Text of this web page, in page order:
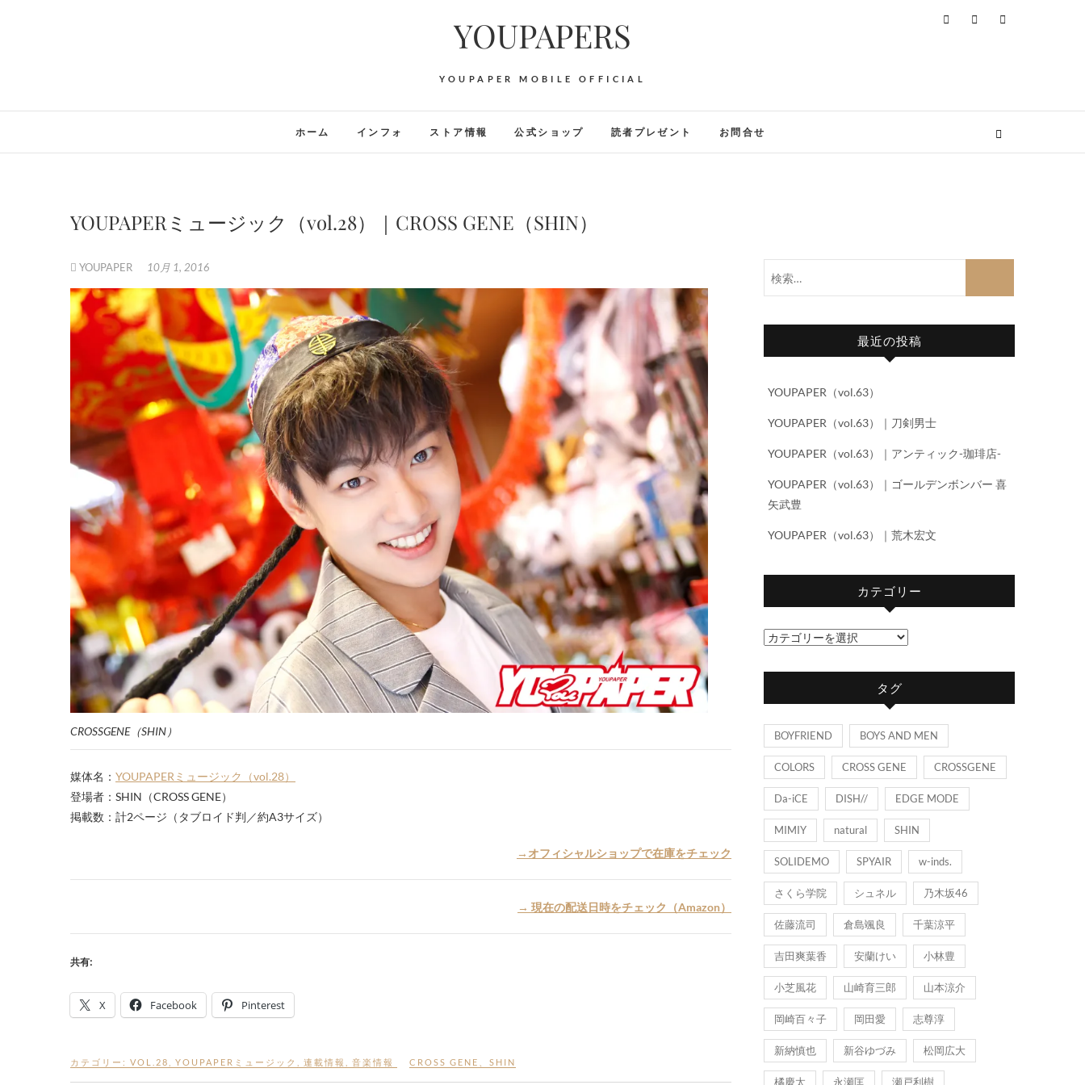
YOUPAPERS
YOUPAPER MOBILE OFFICIAL
ホーム インフォ ストア情報 公式ショップ 読者プレゼント お問合せ
YOUPAPERミュージック（vol.28）｜CROSS GENE（SHIN）
YOUPAPER 10月 1, 2016
CROSSGENE（SHIN）
媒体名： YOUPAPERミュージック（vol.28）
登場者：SHIN（CROSS GENE）
掲載数：計2ページ（タブロイド判／約A3サイズ）
→オフィシャルショップで在庫をチェック
→ 現在の配送日時をチェック（Amazon）
共有:
X Facebook Pinterest
カテゴリー: VOL.28 YOUPAPERミュージック 連載情報 音楽情報 CROSS GENE SHIN
最近の投稿
YOUPAPER（vol.63）
YOUPAPER（vol.63）｜刀剣男士
YOUPAPER（vol.63）｜アンティック-珈琲店-
YOUPAPER（vol.63）｜ゴールデンボンバー 喜
矢武豊
YOUPAPER（vol.63）｜荒木宏文
カテゴリー
カ
タグ
BOYFRIEND BOYS AND MEN
COLORS CROSS GENE CROSSGENE
Da-iCE DISH// EDGE MODE
MIMIY natural SHIN
SOLIDEMO SPYAIR w-inds.
さくら学院 シュネル 乃木坂46
佐藤流司 倉島颯良 千葉涼平
吉田爽葉香 安蘭けい 小林豊
小芝風花 山崎育三郎 山本涼介
岡崎百々子 岡田愛 志尊淳
新納慎也 新谷ゆづみ 松岡広大
橘慶太 永瀬匡 瀬戸利樹